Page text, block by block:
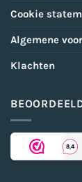
Cookie
Algemene
Klachten